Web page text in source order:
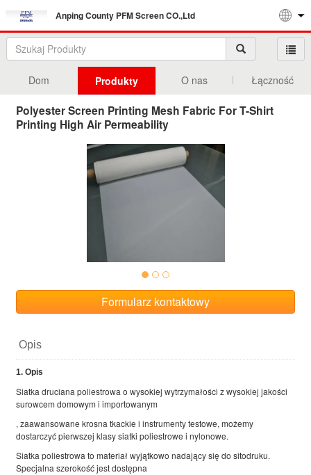
Anping County PFM Screen CO.,Ltd
Dom Produkty O nas Łączność
Polyester Screen Printing Mesh Fabric For T-Shirt
Printing High Air Permeability
Formularz kontaktowy
Opis
1. Opis
Siatka druciana poliestrowa o wysokiej wytrzymałości z wysokiej jakości
surowcem domowym i importowanym
, zaawansowane krosna tkackie i instrumenty testowe, możemy
dostarczyć pierwszej klasy siatki poliestrowe i nylonowe.
Siatka poliestrowa to materiał wyjątkowo nadający się do sitodruku.
Specjalna szerokość jest dostępna